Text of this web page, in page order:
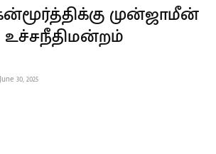
முன்ஜாமீன்
உச்சநீதிமன்றம்
June 30, 2025